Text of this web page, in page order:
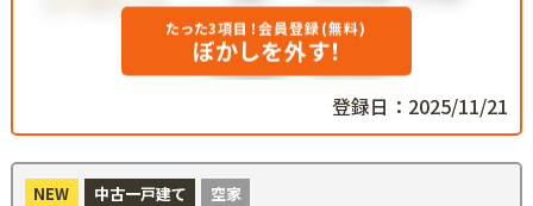
たった3項目！会員登録(無料)
ぼかしを外す！
登録日：2025/11/21
NEW 中古一戸建て 空家